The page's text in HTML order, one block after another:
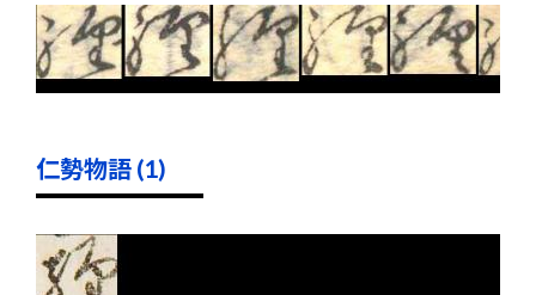
仁勢物語 (1)